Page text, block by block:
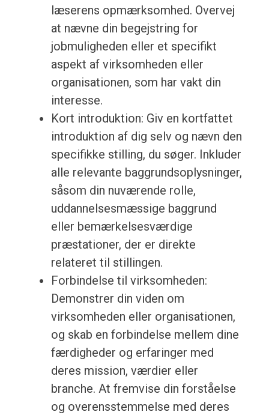
læserens opmærksomhed. Overvej
at nævne din begejstring for
jobmuligheden eller et specifikt
aspekt af virksomheden eller
organisationen, som har vakt din
interesse.
Kort introduktion: Giv en kortfattet
introduktion af dig selv og nævn den
specifikke stilling, du søger. Inkluder
alle relevante baggrundsoplysninger,
såsom din nuværende rolle,
uddannelsesmæssige baggrund
eller bemærkelsesværdige
præstationer, der er direkte
relateret til stillingen.
Forbindelse til virksomheden:
Demonstrer din viden om
virksomheden eller organisationen,
og skab en forbindelse mellem dine
færdigheder og erfaringer med
deres mission, værdier eller
branche. At fremvise din forståelse
og overensstemmelse med deres